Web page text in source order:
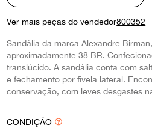
Ver mais peças do vendedor800352
Sandália da marca Alexandre
aproximadamente 38 BR.
translúcido. A sandália conta com
e fechamento por fivela lateral.
conservação, com leves desgastes
CONDIÇÃO